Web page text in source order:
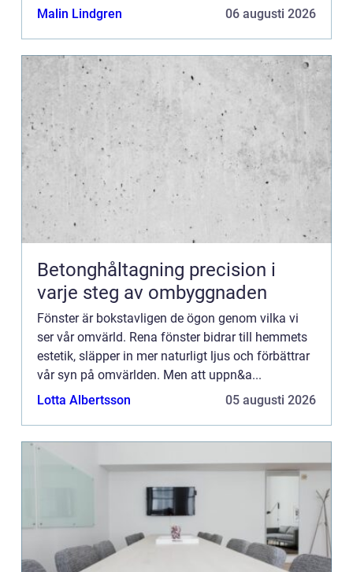
Malin Lindgren 06 augusti 2026
Betonghåltagning precision i
varje steg av ombyggnaden
Fönster är bokstavligen de ögon genom vilka vi
ser vår omvärld. Rena fönster bidrar till hemmets
estetik, släpper in mer naturligt ljus och förbättrar
vår syn på omvärlden. Men att uppn&a...
Lotta Albertsson
05 augusti 2026